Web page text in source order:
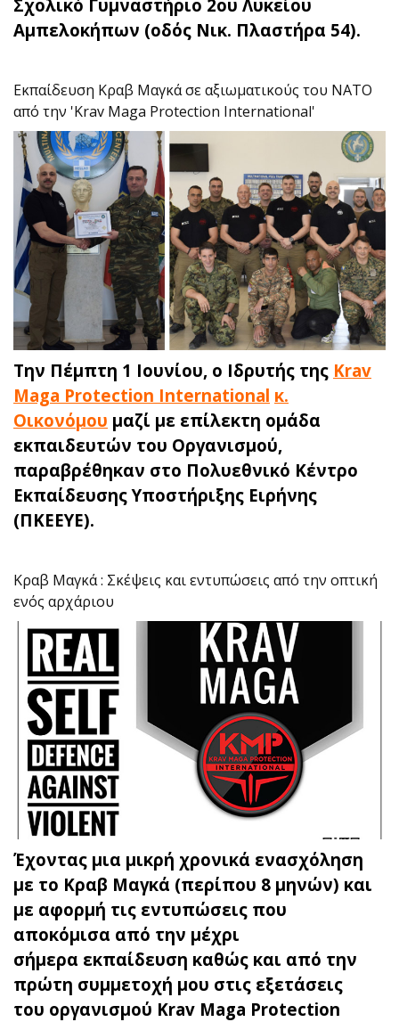
Σχολικό Γυμναστήριο 2ου Λυκείου
Αμπελοκήπων (οδός Νικ. Πλαστήρα 54).
Εκπαίδευση Κραβ Μαγκά σε αξιωματικούς του NATO
από την 'Krav Maga Protection International'
Την Πέμπτη 1 Ιουνίου, o Ιδρυτής της Krav
Maga Protection International κ.
Οικονόμου μαζί με επίλεκτη ομάδα
εκπαιδευτών του Οργανισμού,
παραβρέθηκαν στο Πολυεθνικό Κέντρο
Εκπαίδευσης Υποστήριξης Ειρήνης
(ΠΚΕΕΥΕ).
Κραβ Μαγκά : Σκέψεις και εντυπώσεις από την οπτική
ενός αρχάριου
Έχοντας μια μικρή χρονικά ενασχόληση
με το Κραβ Μαγκά (περίπου 8 μηνών) και
με αφορμή τις εντυπώσεις που
αποκόμισα από την μέχρι
σήμερα εκπαίδευση καθώς και από την
πρώτη συμμετοχή μου στις εξετάσεις
του οργανισμού Krav Maga Protection